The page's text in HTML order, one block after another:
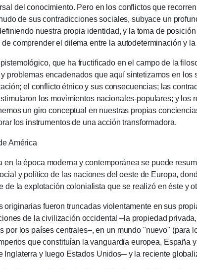
del conocimiento. Pero en los conflictos que
de sus contradicciones sociales, subyace un
nuestra propia identidad, y la toma de
comprender el dilema entre la autodeterminación y
que ha fructificado en el campo de la
problemas encadenados que aquí sintetizamos en
el conflicto étnico y sus consecuencias; las
los movimientos nacionales-populares; y los
un giro conceptual en nuestras propias
los instrumentos de una acción transformadora.
América
época moderna y contemporánea se puede
y político de las naciones del oeste de Europa,
de la explotación colonialista que se realizó en éste y
fueron truncadas violentamente en sus
de la civilización occidental –la propiedad
por los países centrales–, en un mundo "nuevo" (para
que constituían la vanguardia europea, España
Inglaterra y luego Estados Unidos─ y la reciente